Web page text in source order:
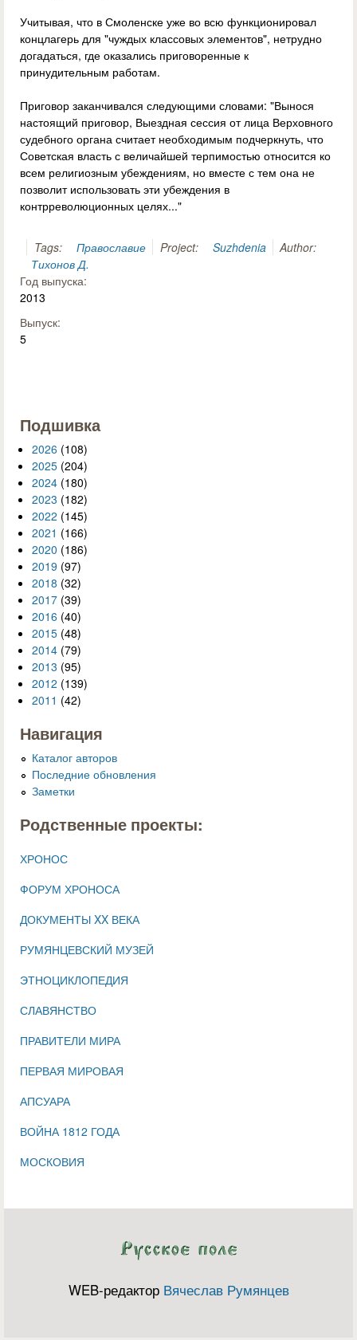
Учитывая, что в Смоленске уже во всю функционировал
концлагерь для "чуждых классовых элементов", нетрудно
догадаться, где оказались приговоренные к
принудительным работам.
Приговор заканчивался следующими словами: "Вынося
настоящий приговор, Выездная сессия от лица Верховного
судебного органа считает необходимым подчеркнуть, что
Советская власть с величайшей терпимостью относится ко
всем религиозным убеждениям, но вместе с тем она не
позволит использовать эти убеждения в
контрреволюционных целях..."
Tags: Православие Project: Suzhdenia
Author:
Тихонов Д.
Год выпуска:
2013
Выпуск:
5
Подшивка
2026 (108)
2025 (204)
2024 (180)
2023 (182)
2022 (145)
2021 (166)
2020 (186)
2019 (97)
2018 (32)
2017 (39)
2016 (40)
2015 (48)
2014 (79)
2013 (95)
2012 (139)
2011 (42)
Навигация
Каталог авторов
Последние обновления
Заметки
Родственные проекты:
ХРОНОС
ФОРУМ ХРОНОСА
ДОКУМЕНТЫ XX ВЕКА
РУМЯНЦЕВСКИЙ МУЗЕЙ
ЭТНОЦИКЛОПЕДИЯ
СЛАВЯНСТВО
ПРАВИТЕЛИ МИРА
ПЕРВАЯ МИРОВАЯ
АПСУАРА
ВОЙНА 1812 ГОДА
МОСКОВИЯ
WEB-редактор Вячеслав Румянцев